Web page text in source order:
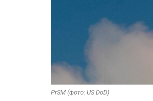
PrSM (фото: US DoD)